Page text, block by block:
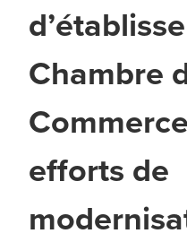
Chambre
efforts de